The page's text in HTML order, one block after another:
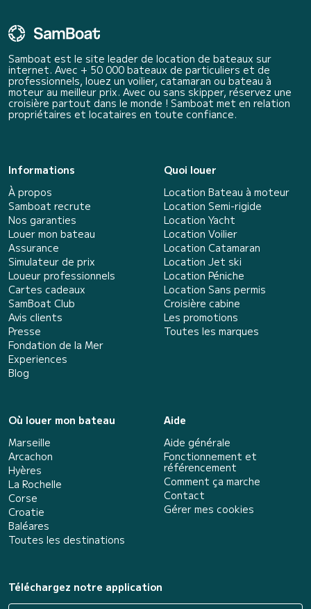
Samboat est le site leader de location de bateaux sur
internet. Avec + 50 000 bateaux de particuliers et de
professionnels, louez un voilier, catamaran ou bateau à
moteur au meilleur prix. Avec ou sans skipper, réservez une
croisière partout dans le monde ! Samboat met en relation
propriétaires et locataires en toute confiance.
Informations
À propos
Samboat recrute
Nos garanties
Louer mon bateau
Assurance
Simulateur de prix
Loueur professionnels
Cartes cadeaux
SamBoat Club
Avis clients
Presse
Fondation de la Mer
Experiences
Blog
Quoi louer
Location Bateau à moteur
Location Semi-rigide
Location Yacht
Location Voilier
Location Catamaran
Location Jet ski
Location Péniche
Location Sans permis
Croisière cabine
Les promotions
Toutes les marques
Où louer mon bateau
Marseille
Arcachon
Hyères
La Rochelle
Corse
Croatie
Baléares
Toutes les destinations
Aide
Aide générale
Fonctionnement et
référencement
Comment ça marche
Contact
Gérer mes cookies
Téléchargez notre application